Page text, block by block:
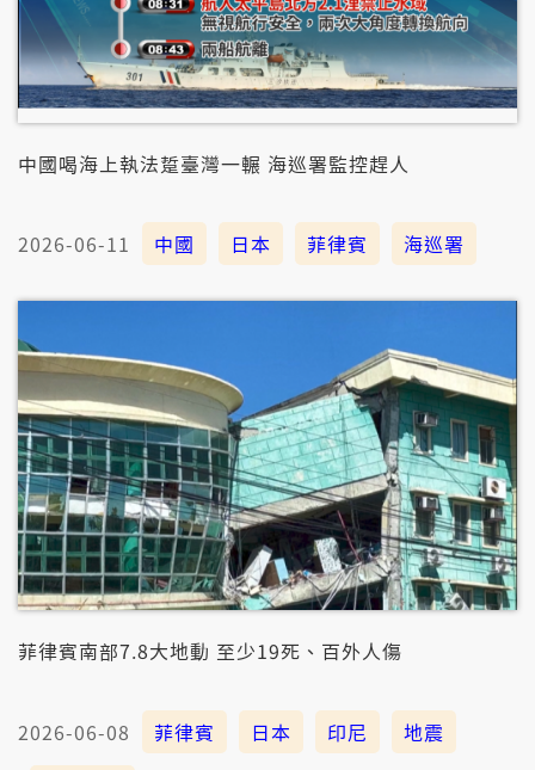
中國喝海上執法踅臺灣一輾 海巡署監控趕人
2026-06-11 中國 日本 菲律賓 海巡署
菲律賓南部7.8大地動 至少19死、百外人傷
2026-06-08 菲律賓 日本 印尼
地震